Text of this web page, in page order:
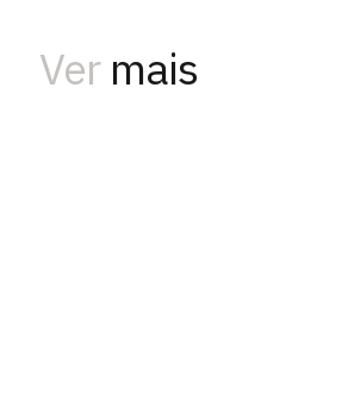
Ver mais